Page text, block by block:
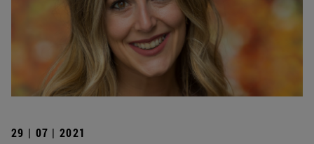
29 | 07 | 2021